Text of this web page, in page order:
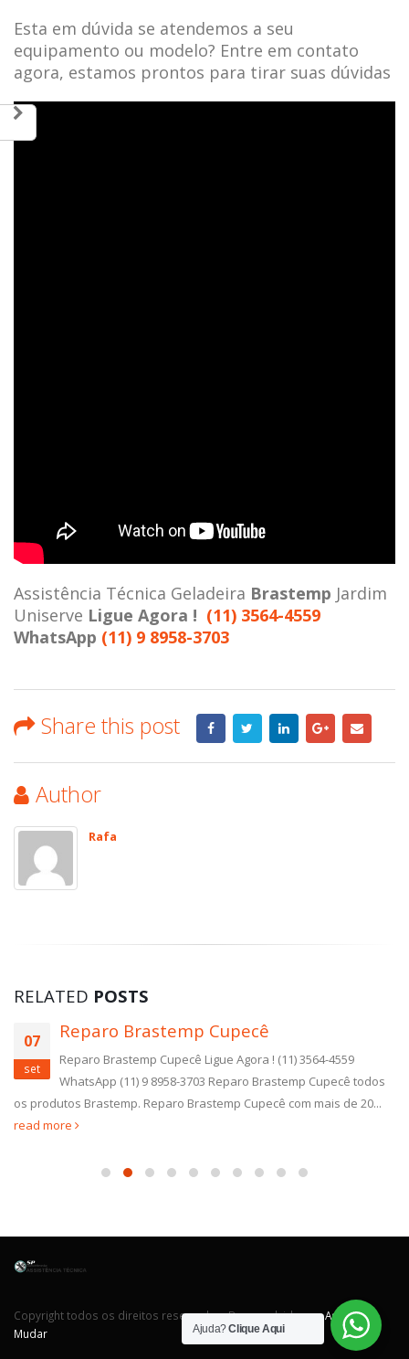
Esta em dúvida se atendemos a seu
equipamento ou modelo? Entre em contato
agora, estamos prontos para tirar suas dúvidas
Assistência Técnica Geladeira Brastemp Jardim
Uniserve Ligue Agora ! (11) 3564-4559
WhatsApp (11) 9 8958-3703
Share this post
Author
Rafa
RELATED POSTS
07
set
Reparo Brastemp Cupecê
Reparo Brastemp Cupecê Ligue Agora ! (11) 3564-4559
WhatsApp (11) 9 8958-3703 Reparo Brastemp Cupecê todos
os produtos Brastemp. Reparo Brastemp Cupecê com mais de 20...
read more
Agência
Mudar
Ajuda?Clique Aqui